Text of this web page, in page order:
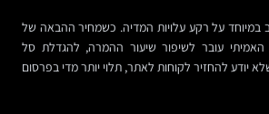
במיוחד על רקע עלויות המדיה. כשמחיר ההבאה של
עובר לשיפור שיעור ההמרה, להגדלת סל
יודע להחזיר לקוחות לאתר, תלוי יותר מדי בפרסום